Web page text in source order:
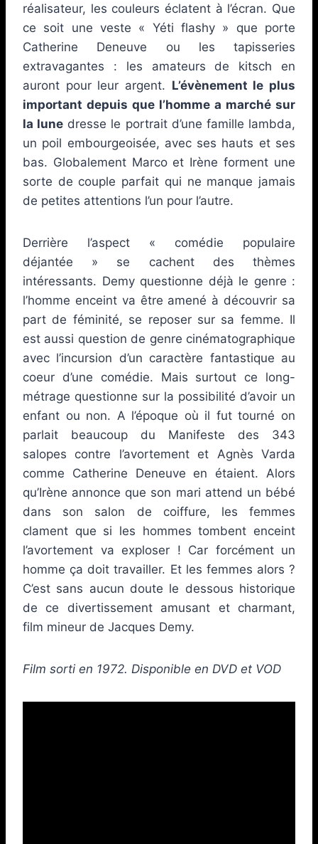
réalisateur, les couleurs éclatent à l’écran. Que
ce soit une veste « Yéti flashy » que porte
Catherine Deneuve ou les tapisseries
extravagantes : les amateurs de kitsch en
auront pour leur argent. L’évènement le plus
important depuis que l’homme a marché sur
la lune dresse le portrait d’une famille lambda,
un poil embourgeoisée, avec ses hauts et ses
bas. Globalement Marco et Irène forment une
sorte de couple parfait qui ne manque jamais
de petites attentions l’un pour l’autre.
Derrière l’aspect « comédie populaire
déjantée » se cachent des thèmes
intéressants. Demy questionne déjà le genre :
l’homme enceint va être amené à découvrir sa
part de féminité, se reposer sur sa femme. Il
est aussi question de genre cinématographique
avec l’incursion d’un caractère fantastique au
coeur d’une comédie. Mais surtout ce long-
métrage questionne sur la possibilité d’avoir un
enfant ou non. A l’époque où il fut tourné on
parlait beaucoup du Manifeste des 343
salopes contre l’avortement et Agnès Varda
comme Catherine Deneuve en étaient. Alors
qu’Irène annonce que son mari attend un bébé
dans son salon de coiffure, les femmes
clament que si les hommes tombent enceint
l’avortement va exploser ! Car forcément un
homme ça doit travailler. Et les femmes alors ?
C’est sans aucun doute le dessous historique
de ce divertissement amusant et charmant,
film mineur de Jacques Demy.
Film sorti en 1972. Disponible en DVD et VOD